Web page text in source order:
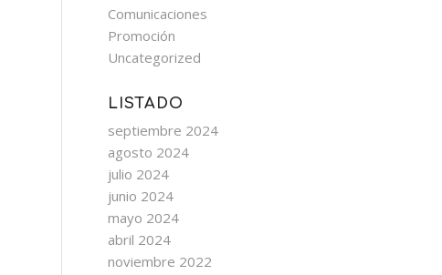
Comunicaciones
Promoción
Uncategorized
LISTADO
septiembre 2024
agosto 2024
julio 2024
junio 2024
mayo 2024
abril 2024
noviembre 2022